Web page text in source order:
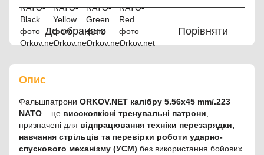
До обраного Порівняти
Опис
Фальшпатрони ORKOV.NET калібру 5.56x45 mm/.223
NATO – це високоякісні тренувальні патрони
призначені для відпрацювання техніки перезарядки,
навчання стрільців та перевірки роботи ударно-
спускового механізму (УСМ) без використання бойових